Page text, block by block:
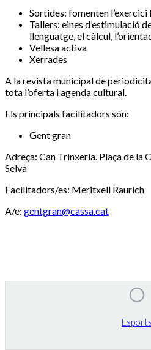
Sortides: fomenten l’exercici
Tallers: eines d’estimulació
llenguatge, el càlcul,
Vellesa activa
Xerrades
A la revista municipal de
tota l’oferta i agenda cultural.
Els principals facilitadors són:
Gent gran
Adreça: Can Trinxeria. Plaça de la
Selva
Facilitadors/es: Meritxell Raurich
A/e: gentgran@cassa.cat
Esports